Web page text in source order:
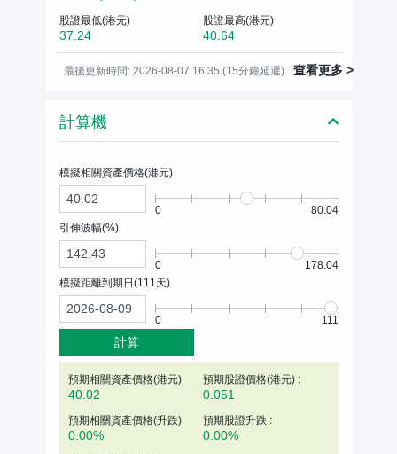
股證最低(港元)
37.24
股證最高(港元)
40.64
最後更新時間: 2026-08-07 16:35 (15分鐘延遲) 查看更多 >
計算機
模擬相關資產價格(港元)
0
80.04
引伸波幅(%)
0
178.04
模擬距離到期日(111 天)
0 111
計算
預期相關資產價格(港元)
40.02
預期股證價格(港元) :
0.051
預期相關資產價格(升跌)
0.00%
預期股證升跌 :
0.00%